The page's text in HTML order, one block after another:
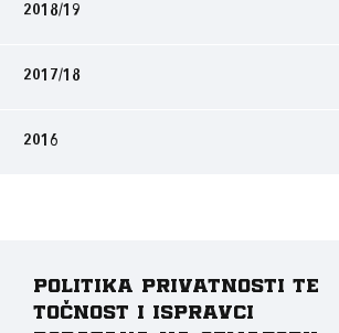
2018/19
2017/18
2016
Politika privatnosti te
točnost i ispravci